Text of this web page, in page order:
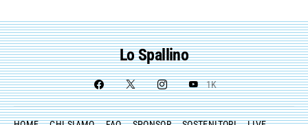
Lo Spallino
1K